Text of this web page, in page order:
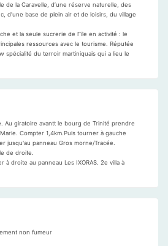
de la Caravelle, d’une réserve naturelle, des
d’une base de plein air et de loisirs, du village
et la seule sucrerie de l’’ïle en activité : le
ressources avec le tourisme. Réputée
spécialité du terroir martiniquais qui a lieu le
Au giratoire avantt le bourg de Trinité prendre
Compter 1,4km.Puis tourner à gauche
jusqu'au panneau Gros morne/Tracée.
de droite.
à droite au panneau Les IXORAS. 2e villa à
non fumeur